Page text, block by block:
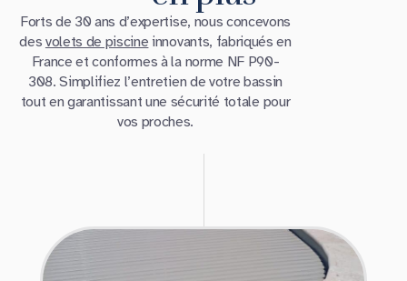
Forts de 30 ans d’expertise, nous concevons
des volets de piscine innovants, fabriqués en
France et conformes à la norme NF P90-
308. Simplifiez l’entretien de votre bassin
tout en garantissant une sécurité totale pour
vos proches.